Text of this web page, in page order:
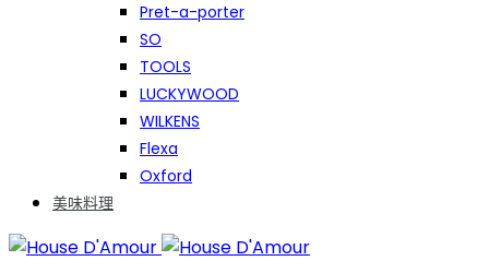
Pret-a-porter
SO
TOOLS
LUCKYWOOD
WILKENS
Flexa
Oxford
美味料理